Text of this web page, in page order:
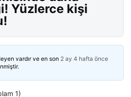
Yüzlerce kişi
vardır ve en son 2 ay 4 hafta önce
1)